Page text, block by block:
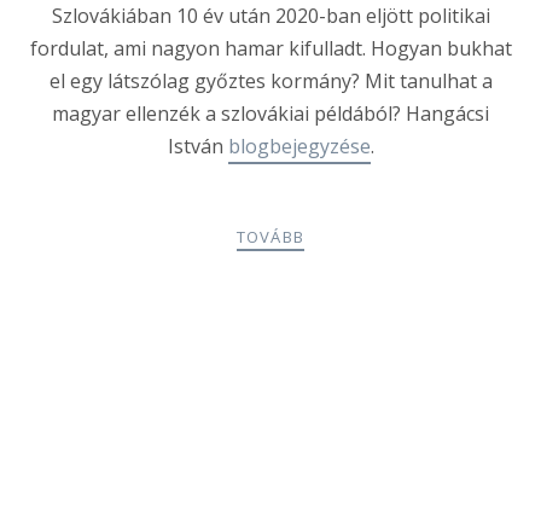
Szlovákiában 10 év után 2020-ban eljött politikai
fordulat, ami nagyon hamar kifulladt. Hogyan bukhat
el egy látszólag győztes kormány? Mit tanulhat a
magyar ellenzék a szlovákiai példából? Hangácsi
István blogbejegyzése.
TOVÁBB